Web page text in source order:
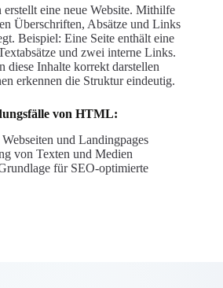
eine neue Website. Mithilfe
Überschriften, Absätze und Links
Beispiel: Eine Seite enthält eine
und zwei interne Links.
diese Inhalte korrekt darstellen
erkennen die Struktur eindeutig.
von HTML:
und Landingpages
von Texten und Medien
für SEO-optimierte